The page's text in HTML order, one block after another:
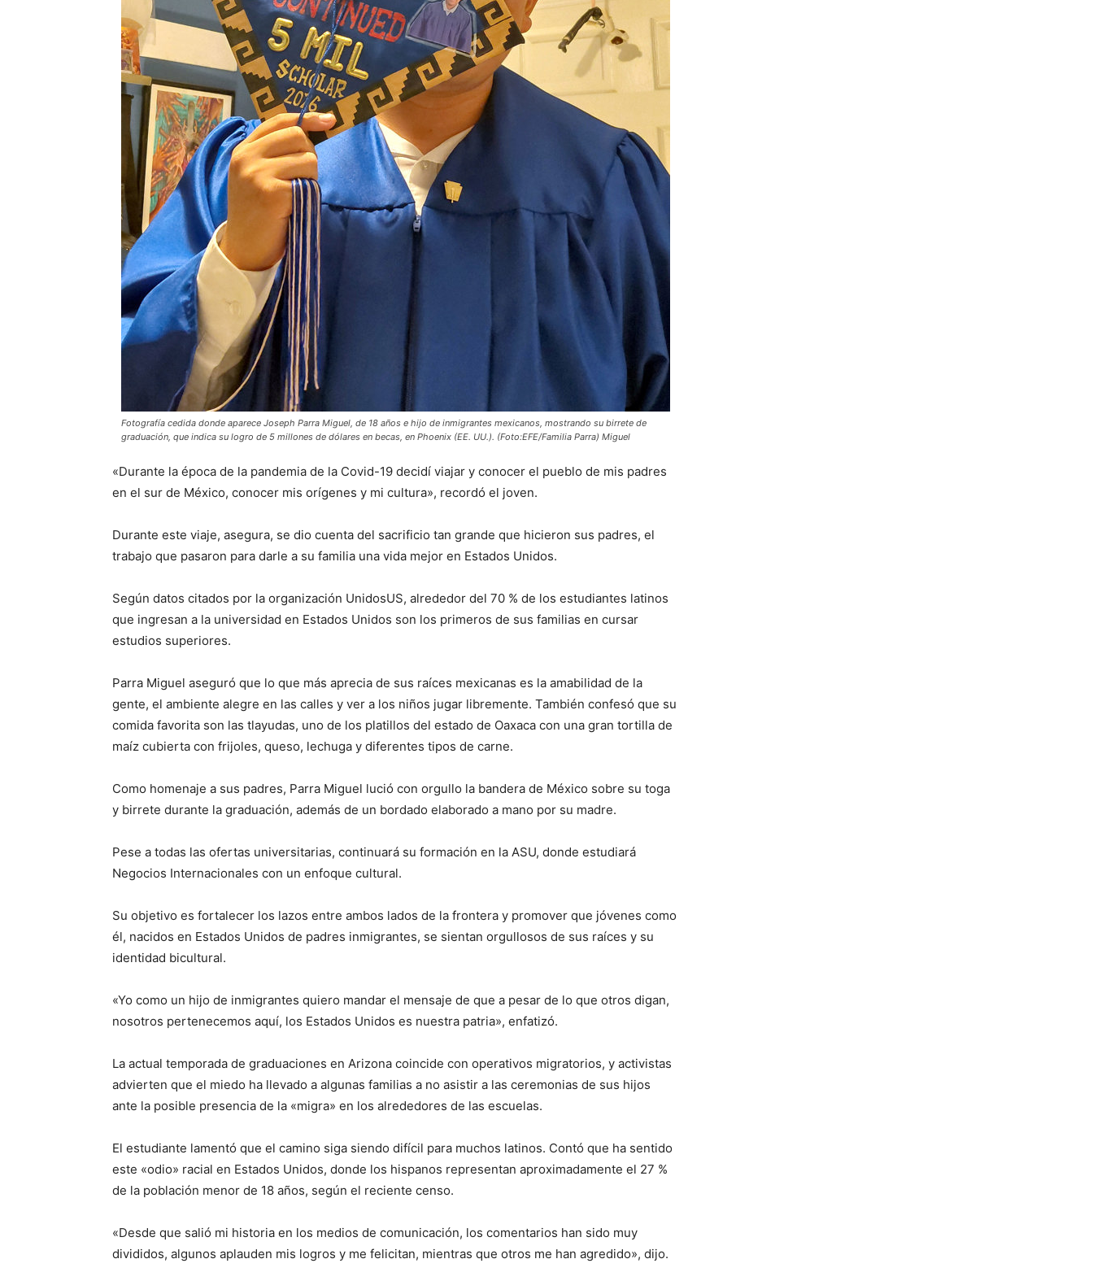
Fotografía cedida donde aparece Joseph Parra Miguel, de 18 años e hijo de inmigrantes mexicanos, mostrando su birrete de
graduación, que indica su logro de 5 millones de dólares en becas, en Phoenix (EE. UU.). (Foto:EFE/Familia Parra) Miguel
«Durante la época de la pandemia de la Covid-19 decidí viajar y conocer el pueblo de mis padres
en el sur de México, conocer mis orígenes y mi cultura», recordó el joven.
Durante este viaje, asegura, se dio cuenta del sacrificio tan grande que hicieron sus padres, el
trabajo que pasaron para darle a su familia una vida mejor en Estados Unidos.
Según datos citados por la organización UnidosUS, alrededor del 70 % de los estudiantes latinos
que ingresan a la universidad en Estados Unidos son los primeros de sus familias en cursar
estudios superiores.
Parra Miguel aseguró que lo que más aprecia de sus raíces mexicanas es la amabilidad de la
gente, el ambiente alegre en las calles y ver a los niños jugar libremente. También confesó que su
comida favorita son las tlayudas, uno de los platillos del estado de Oaxaca con una gran tortilla de
maíz cubierta con frijoles, queso, lechuga y diferentes tipos de carne.
Como homenaje a sus padres, Parra Miguel lució con orgullo la bandera de México sobre su toga
y birrete durante la graduación, además de un bordado elaborado a mano por su madre.
Pese a todas las ofertas universitarias, continuará su formación en la ASU, donde estudiará
Negocios Internacionales con un enfoque cultural.
Su objetivo es fortalecer los lazos entre ambos lados de la frontera y promover que jóvenes como
él, nacidos en Estados Unidos de padres inmigrantes, se sientan orgullosos de sus raíces y su
identidad bicultural.
«Yo como un hijo de inmigrantes quiero mandar el mensaje de que a pesar de lo que otros digan,
nosotros pertenecemos aquí, los Estados Unidos es nuestra patria», enfatizó.
La actual temporada de graduaciones en Arizona coincide con operativos migratorios, y activistas
advierten que el miedo ha llevado a algunas familias a no asistir a las ceremonias de sus hijos
ante la posible presencia de la «migra» en los alrededores de las escuelas.
El estudiante lamentó que el camino siga siendo difícil para muchos latinos. Contó que ha sentido
este «odio» racial en Estados Unidos, donde los hispanos representan aproximadamente el 27 %
de la población menor de 18 años, según el reciente censo.
«Desde que salió mi historia en los medios de comunicación, los comentarios han sido muy
divididos, algunos aplauden mis logros y me felicitan, mientras que otros me han agredido», dijo.